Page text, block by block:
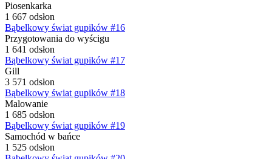
Piosenkarka
1 667 odsłon
Bąbelkowy świat gupików #16
Przygotowania do wyścigu
1 641 odsłon
Bąbelkowy świat gupików #17
Gill
3 571 odsłon
Bąbelkowy świat gupików #18
Malowanie
1 685 odsłon
Bąbelkowy świat gupików #19
Samochód w bańce
1 525 odsłon